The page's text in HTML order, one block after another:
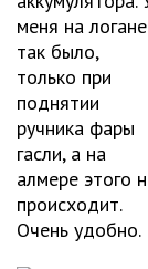
меня на логане
так было,
только при
поднятии
ручника фары
гасли, а на
алмере этого
происходит.
Очень удобно.